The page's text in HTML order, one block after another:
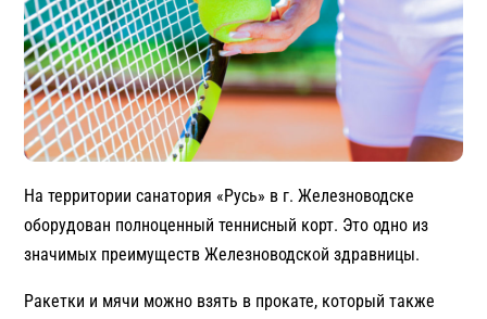
На территории санатория «Русь» в г. Железноводске
оборудован полноценный теннисный корт. Это одно из
значимых преимуществ Железноводской здравницы.
Ракетки и мячи можно взять в прокате, который также